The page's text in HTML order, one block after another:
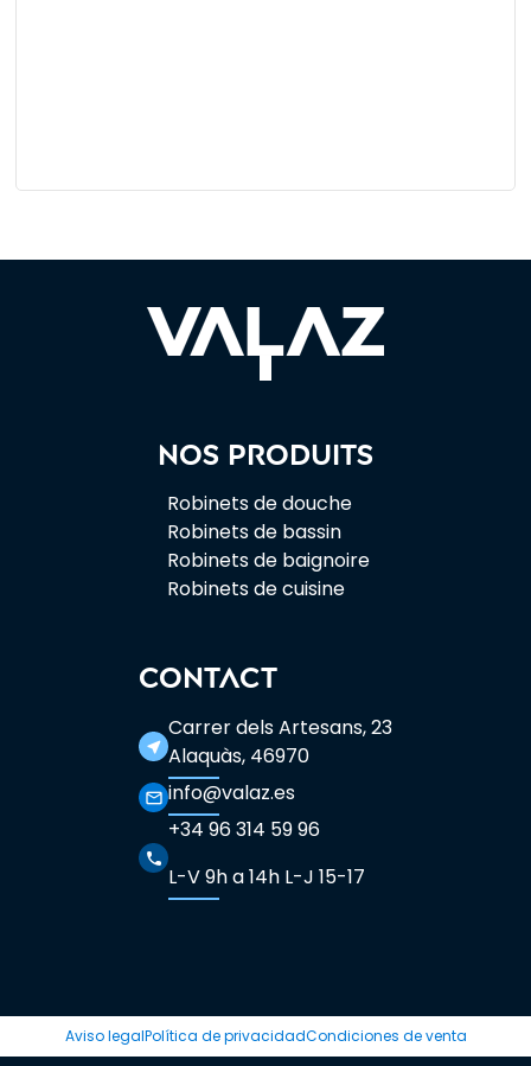
Nos produits
Robinets de douche
Robinets de bassin
Robinets de baignoire
Robinets de cuisine
CONTACT
near_me
Carrer dels Artesans, 23
Alaquàs, 46970
mail_outline info@valaz.es
phone
+34 96 314 59 96
L-V 9h a 14h L-J 15-17
Aviso legalPolítica de privacidadCondiciones de venta